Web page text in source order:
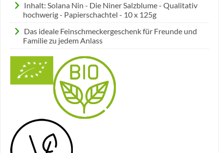
Inhalt: Solana Nin - Die Niner Salzblume - Qualitativ
hochwerig - Papierschachtel - 10 x 125g
Das ideale Feinschmeckergeschenk für Freunde und
Familie zu jedem Anlass